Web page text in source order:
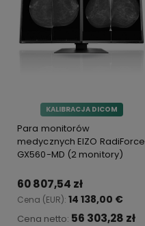
KALIBRACJA DICOM
Para monitorów
medycznych EIZO RadiForce
GX560-MD (2 monitory)
60 807,54 zł
Cena (EUR): 14 138,00 €
Cena netto: 56 303,28 zł